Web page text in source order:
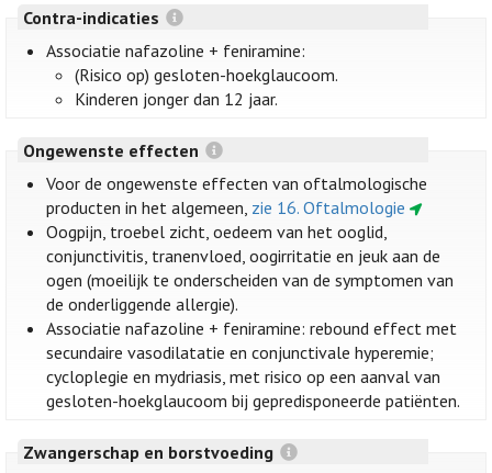
Contra-indicaties
Associatie nafazoline + feniramine:
(Risico op) gesloten-hoekglaucoom.
Kinderen jonger dan 12 jaar.
Ongewenste effecten
Voor de ongewenste effecten van oftalmologische
producten in het algemeen, zie 16. Oftalmologie
Oogpijn, troebel zicht, oedeem van het ooglid,
conjunctivitis, tranenvloed, oogirritatie en jeuk aan de
ogen (moeilijk te onderscheiden van de symptomen van
de onderliggende allergie).
Associatie nafazoline + feniramine: rebound effect met
secundaire vasodilatatie en conjunctivale hyperemie;
cycloplegie en mydriasis, met risico op een aanval van
gesloten-hoekglaucoom bij gepredisponeerde patiënten.
Zwangerschap en borstvoeding